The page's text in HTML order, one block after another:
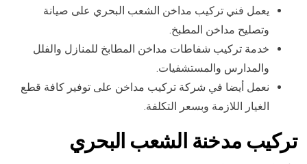
يعمل فني تركيب مداخن الشعب البحري على صيانة
وتصليح مداخن المطبخ.
خدمة تركيب شفاطات مداخن المطابخ للمنازل والفلل
والمدارس والمستشفيات.
نعمل أيضا في شركة تركيب مداخن على توفير كافة قطع
الغيار اللازمة وبسعر التكلفة.
تركيب مدخنة الشعب البحري